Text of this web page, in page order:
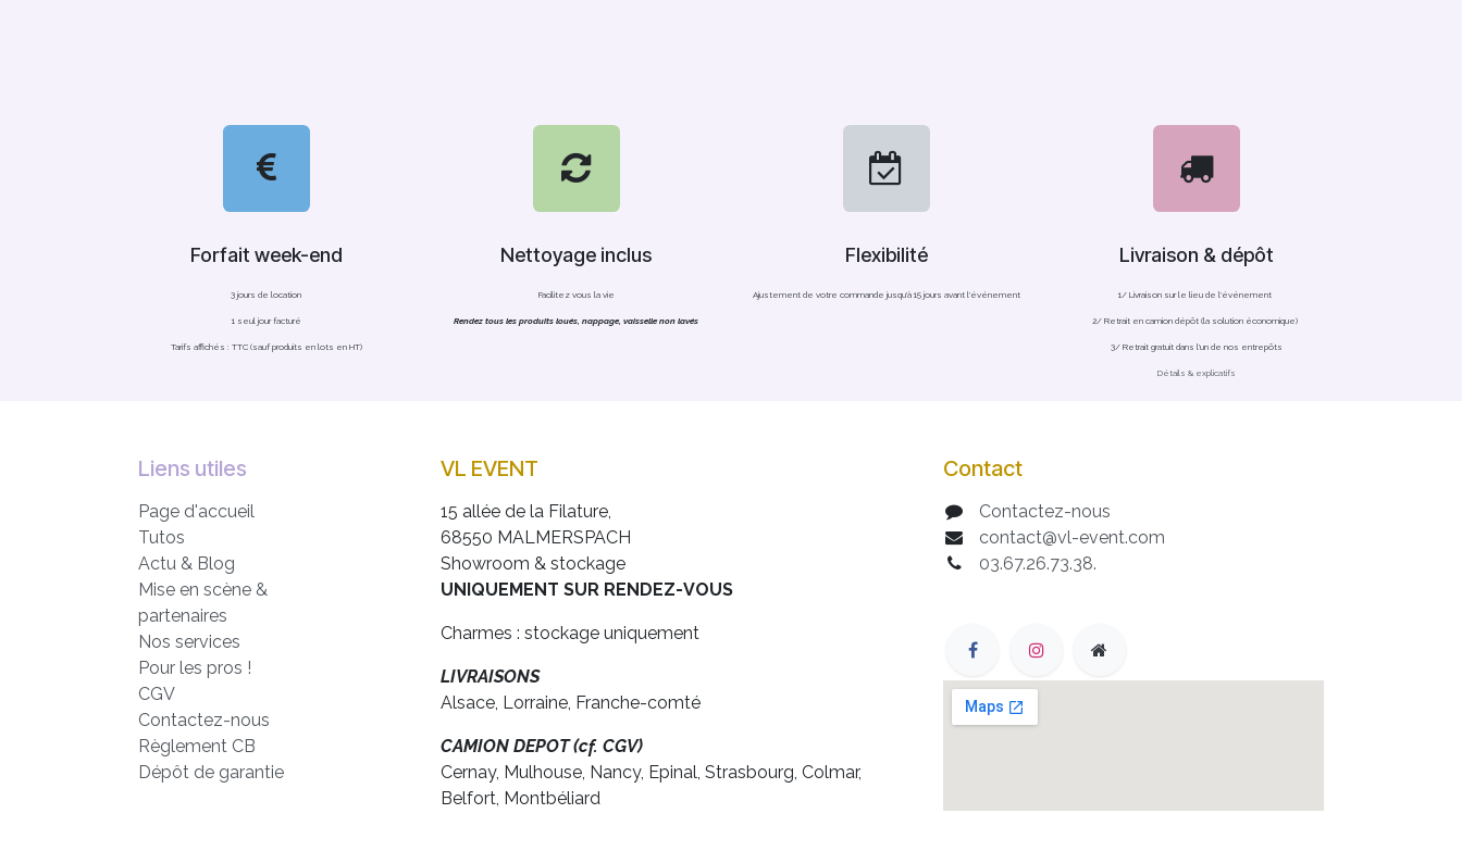
Forfait week-end
3 jours de location
1 seul jour facturé
Tarifs affichés : TTC (sauf produits en lots en HT)
Nettoyage inclus
Facilitez vous la vie
Rendez tous les produits loués, nappage, vaisselle non lavés
Flexibilité
Ajustement de votre commande jusqu'à 15 jours avant l'événement
Livraison & dépôt
1/ Livraison sur le lieu de l'événement
2/ Retrait en camion dépôt (la solution économique)
3/ Retrait gratuit dans l'un de nos entrepôts
Détails & explicatifs
Contact
Contactez-nous
contact@vl-event.com
03.67.26.73.38.
Liens utiles
Page d'accueil
Tutos
Actu & Blog
Mise en scène &
partenaires
Nos services
Pour les pros !
CGV
Contactez-nous
Règlement CB
Dépôt de garantie
VL EVENT
15 allée de la Filature,
68550 MALMERSPACH
Showroom & stockage
UNIQUEMENT SUR RENDEZ-VOUS
Charmes : stockage uniquement
LIVRAISONS
Alsace, Lorraine, Franche-comté
CAMION DEPOT (cf. CGV)
Cernay, Mulhouse, Nancy, Epinal, Strasbourg, Colmar,
Belfort, Montbéliard